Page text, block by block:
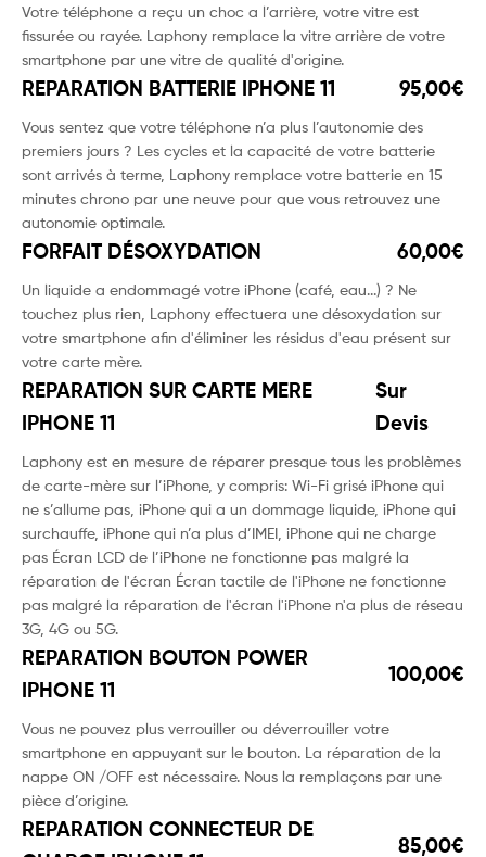
Votre téléphone a reçu un choc a l’arrière, votre vitre est
fissurée ou rayée. Laphony remplace la vitre arrière de votre
smartphone par une vitre de qualité d'origine.
REPARATION BATTERIE IPHONE 11 95,00€
Vous sentez que votre téléphone n’a plus l’autonomie des
premiers jours ? Les cycles et la capacité de votre batterie
sont arrivés à terme, Laphony remplace votre batterie en 15
minutes chrono par une neuve pour que vous retrouvez une
autonomie optimale.
FORFAIT DÉSOXYDATION 60,00€
Un liquide a endommagé votre iPhone (café, eau...) ? Ne
touchez plus rien, Laphony effectuera une désoxydation sur
votre smartphone afin d'éliminer les résidus d'eau présent sur
votre carte mère.
REPARATION SUR CARTE MERE
IPHONE 11
Sur
Devis
Laphony est en mesure de réparer presque tous les problèmes
de carte-mère sur l’iPhone, y compris: Wi-Fi grisé iPhone qui
ne s’allume pas, iPhone qui a un dommage liquide, iPhone qui
surchauffe, iPhone qui n’a plus d’IMEI, iPhone qui ne charge
pas Écran LCD de l’iPhone ne fonctionne pas malgré la
réparation de l'écran Écran tactile de l'iPhone ne fonctionne
pas malgré la réparation de l'écran l'iPhone n'a plus de réseau
3G, 4G ou 5G.
REPARATION BOUTON POWER
IPHONE 11
100,00€
Vous ne pouvez plus verrouiller ou déverrouiller votre
smartphone en appuyant sur le bouton. La réparation de la
nappe ON /OFF est nécessaire. Nous la remplaçons par une
pièce d’origine.
REPARATION CONNECTEUR DE
85,00€